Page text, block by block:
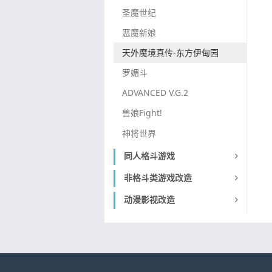
圣魔世纪
恶魔新娘
天外魔境真传-东方伊甸园
罗媚斗
ADVANCED V.G.2
兽娘Fight!
神将世界
同人格斗游戏
非格斗类游戏改造
动漫影视改造